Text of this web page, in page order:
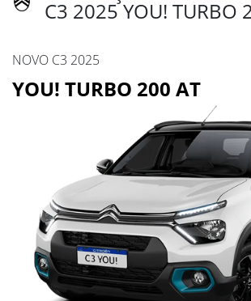
C3 2025 YOU! TURBO
NOVO C3 2025
YOU! TURBO 200 AT